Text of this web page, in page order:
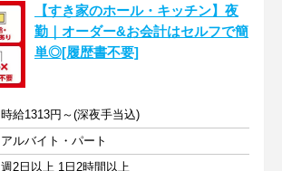
【すき家のホール・キッチン】夜
勤｜オーダー&お会計はセルフで簡
単◎[履歴書不要]
時給1313円～(深夜手当込)
アルバイト・パート
週2日以上 1日2時間以上